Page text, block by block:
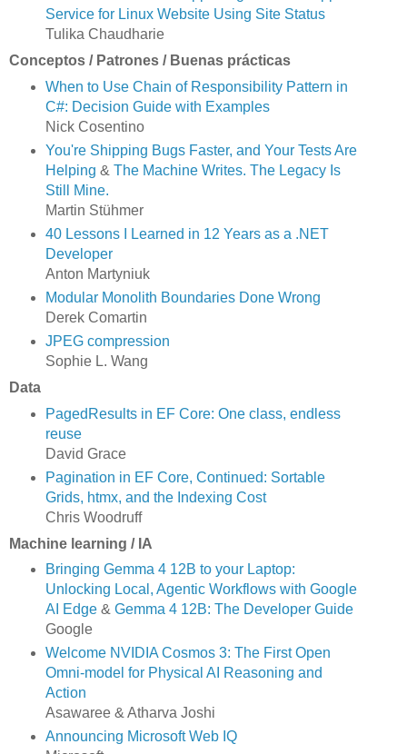
Service for Linux Website Using Site Status
Tulika Chaudharie
Conceptos / Patrones / Buenas prácticas
When to Use Chain of Responsibility Pattern in
C#: Decision Guide with Examples
Nick Cosentino
You're Shipping Bugs Faster, and Your Tests Are
Helping & The Machine Writes. The Legacy Is
Still Mine.
Martin Stühmer
40 Lessons I Learned in 12 Years as a .NET
Developer
Anton Martyniuk
Modular Monolith Boundaries Done Wrong
Derek Comartin
JPEG compression
Sophie L. Wang
Data
PagedResults in EF Core: One class, endless
reuse
David Grace
Pagination in EF Core, Continued: Sortable
Grids, htmx, and the Indexing Cost
Chris Woodruff
Machine learning / IA
Bringing Gemma 4 12B to your Laptop:
Unlocking Local, Agentic Workflows with Google
AI Edge& Gemma 4 12B: The Developer Guide
Google
Welcome NVIDIA Cosmos 3: The First Open
Omni-model for Physical AI Reasoning and
Action
Asawaree & Atharva Joshi
Announcing Microsoft Web IQ